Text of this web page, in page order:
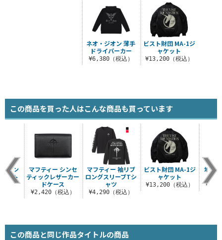
ネオ・ジオン 薄手
ドライパーカー
¥6,380（税込）
ビスト財団 MA-1ジ
ャケット
¥13,200（税込）
この商品を買った人はこんな商品も買っています
マフティー 袖リブ
ロングスリーブTシ
ャツ
¥4,290（税込）
ビスト財団 MA-1ジ
ャケット
¥13,200（税込）
地球
キ
ァン
ート
マフティー シンセ
ティックレザーカー
ドケース
¥2,420（税込）
この商品と同じ作品タイトルの商品